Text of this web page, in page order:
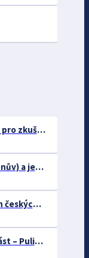
Sklípkan modravý - pavouk pro zkušené chovatele
Chameleon třírohý (Jacksonův) a jeho chov
Zapomenuté střípky z dějin českých exotářů - 3.část
Maďarská plemena psů 1. část – Puli, Komondor